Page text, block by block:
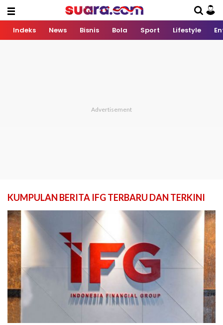
Indeks News Bisnis Bola Sport Lifestyle
KUMPULAN BERITA IFG TERBARU DAN TERKINI